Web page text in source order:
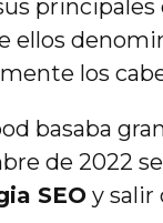
ellos
los
basaba
de 2022
SEO y salir